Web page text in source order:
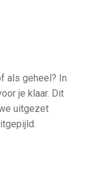
als geheel? In
je klaar. Dit
uitgezet